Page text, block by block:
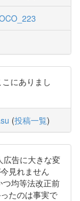
にありまし
(投稿一覧)
告に大きな変
見れません
均等法改正前
たのは事実で